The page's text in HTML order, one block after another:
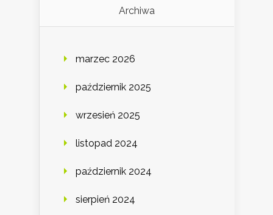
Archiwa
marzec 2026
październik 2025
wrzesień 2025
listopad 2024
październik 2024
sierpień 2024